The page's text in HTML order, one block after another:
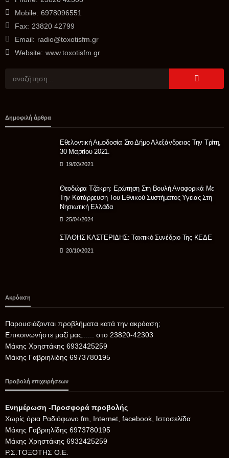
Θανάσης Καββαδάς: Θωρακίζεται όλη η χώρα απέναντι
στις επιζωοτίες 12,5 εκατ. ευρώ επί πλέον στις 13
Mobile: 6978096551
Fax: 23820 42799
Email: radio@toxotisfm.gr
Website: www.toxotisfm.gr
Δημοφιλή άρθρα
Εθελοντική Αιμοδοσία Στο Δήμο Αλεξάνδρειας Την Τρίτη,
30 Μαρτίου 2021.
19/03/2021
Θεοδώρα Τζάκρη: Ερώτηση Στη Βουλή Αναφορικά Με
Την Κατάρρευση Του Εθνικού Συστήματος Υγείας Στη
Νησιωτική Ελλάδα
25/04/2024
ΣΤΑΘΗΣ ΚΑΣΤΕΡΙΔΗΣ: Τακτικό Συνέδριο Της ΚΕΔΕ
20/10/2021
Ακρόαση
Παρουσιάζονται προβλήματα κατά την ακρόαση;
Επικοινωνήστε μαζί μας...... στο 23820-42303
Μάκης Χρηστάκης 6932425259
Μάκης Γαβριηλίδης 6973780195
Προβολή επιχειρήσεων
Ενημέρωση -Προσφορά προβολής
Xωρίς όρια Ραδιόφωνο fm, Internet, facebook, Ιστοσελίδα
Μάκης Γαβριηλίδης 6973780195
Μάκης Χρηστάκης 6932425259
Ρ.Σ.ΤΟΞΟΤΗΣ Ο.Ε.